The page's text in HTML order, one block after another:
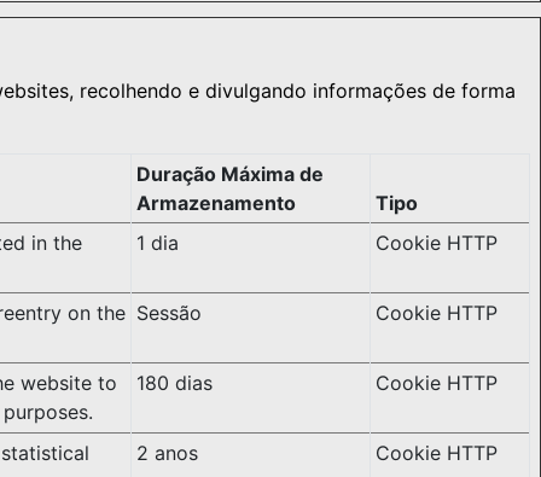
recolhendo e divulgando informações de forma
Duração Máxima de
Armazenamento
Tipo
in the
1 dia Cookie HTTP
on the Sessão Cookie HTTP
website to
180 dias Cookie HTTP
2 anos Cookie HTTP